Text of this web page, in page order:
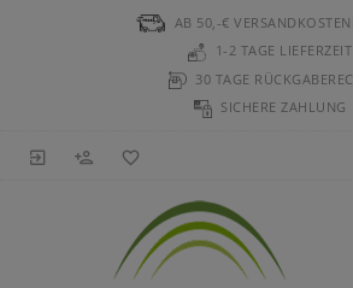
AB 50,-€
1-2 TAGE LIEFERZEIT
30 TAGE
SICHERE ZAHLUNG